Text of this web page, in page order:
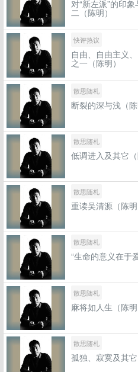
对“新左派”的印
二（陈明）
快评热议
自由、自由主义
之一（陈明）
散思随札
断裂的深与浅（陈
散思随札
低调进入及其它（
散思随札
重读吴清源（陈明
散思随札
“生命的意义在于
散思随札
麻将如人生（陈明
散思随札
孤独、寂寞及其它